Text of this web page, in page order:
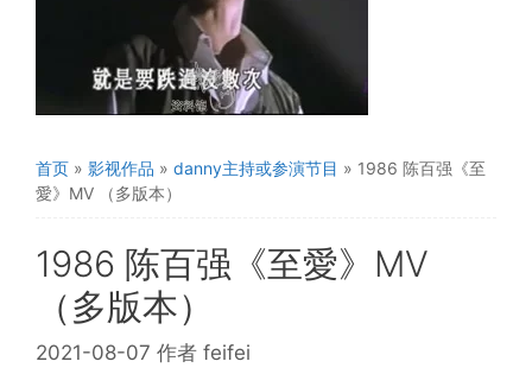
首页 » 影视作品 » danny主持或参演节目 » 1986 陈百强《至
愛》MV （多版本）
1986 陈百强《至愛》MV
（多版本）
2021-08-07 作者 feifei